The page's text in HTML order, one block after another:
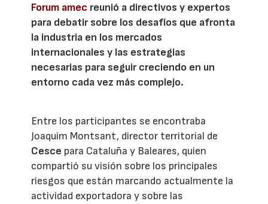
Forum amec reunió a directivos y expertos
para debatir sobre los desafíos que afronta
la industria en los mercados
internacionales y las estrategias
necesarias para seguir creciendo en un
entorno cada vez más complejo.
Entre los participantes se encontraba
Joaquim Montsant, director territorial de
Cesce para Cataluña y Baleares, quien
compartió su visión sobre los principales
riesgos que están marcando actualmente la
actividad exportadora y sobre las